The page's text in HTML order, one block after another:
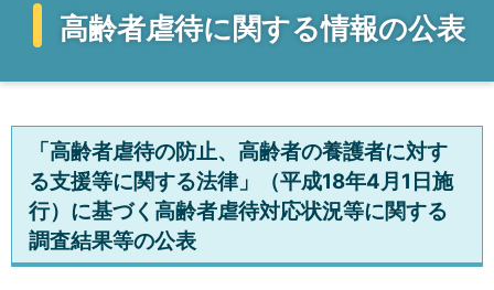
高齢者虐待を知る
イベント・講座・研修
相談窓口／リンク集
高齢者虐待に関する情報の公表
「高齢者虐待の防止、高齢者の養護者に対す
る支援等に関する法律」（平成18年4月1日施
行）に基づく高齢者虐待対応状況等に関する
調査結果等の公表